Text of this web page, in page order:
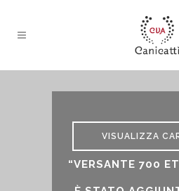
VISUALIZZA
“VERSANTE 700